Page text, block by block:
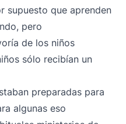
supuesto que aprenden
pero
de los niños
sólo recibían un
preparadas para
algunas eso